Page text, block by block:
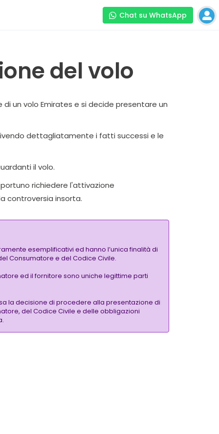
Chat su WhatsApp
del volo
un volo Emirates e si decide presentare un
dettagliatamente i fatti successi e le
il volo.
richiedere l'attivazione
controversia insorta.
esemplificativi ed hanno l’unica finalità di
Consumatore e del Codice Civile.
ed il fornitore sono uniche legittime parti
la decisione di procedere alla presentazione di
del Codice Civile e delle obbligazioni